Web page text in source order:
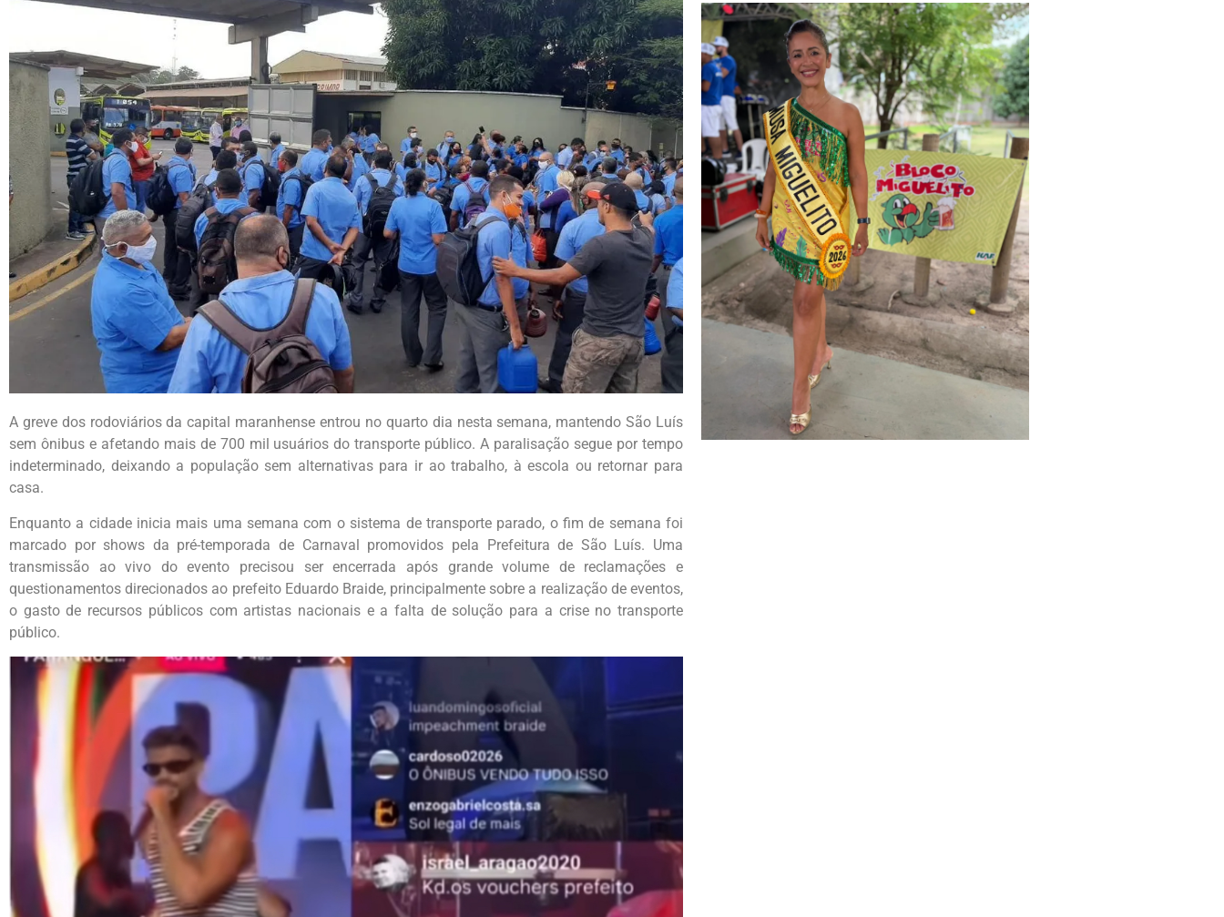
A greve dos rodoviários da capital maranhense entrou no quarto dia nesta semana, mantendo São Luís
sem ônibus e afetando mais de 700 mil usuários do transporte público. A paralisação segue por tempo
indeterminado, deixando a população sem alternativas para ir ao trabalho, à escola ou retornar para
casa.
Enquanto a cidade inicia mais uma semana com o sistema de transporte parado, o fim de semana foi
marcado por shows da pré-temporada de Carnaval promovidos pela Prefeitura de São Luís. Uma
transmissão ao vivo do evento precisou ser encerrada após grande volume de reclamações e
questionamentos direcionados ao prefeito Eduardo Braide, principalmente sobre a realização de eventos,
o gasto de recursos públicos com artistas nacionais e a falta de solução para a crise no transporte
público.